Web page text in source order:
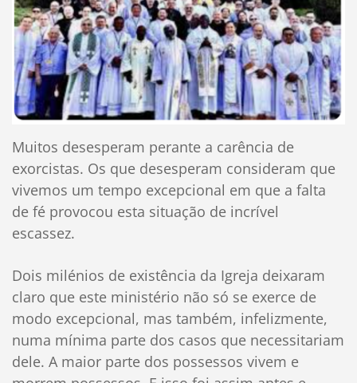
Muitos desesperam perante a carência de
exorcistas. Os que desesperam consideram que
vivemos um tempo excepcional em que a falta
de fé provocou esta situação de incrível
escassez.
Dois milénios de existência da Igreja deixaram
claro que este ministério não só se exerce de
modo excepcional, mas também, infelizmente,
numa mínima parte dos casos que necessitariam
dele. A maior parte dos possessos vivem e